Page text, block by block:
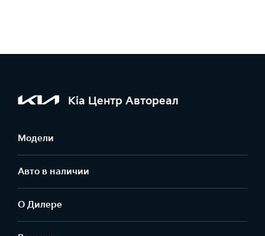
Kia Центр Автореал
Модели
Авто в наличии
О Дилере